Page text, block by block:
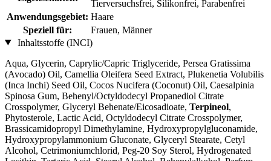
Tierversuchsfrei, Silikonfrei, Parabenfrei
Anwendungsgebiet: Haare
Speziell für:
Frauen, Männer
Inhaltsstoffe (INCI)
Aqua, Glycerin, Caprylic/Capric Triglyceride, Persea Gratissima
(Avocado) Oil, Camellia Oleifera Seed Extract, Plukenetia Volubilis
(Inca Inchi) Seed Oil, Cocos Nucifera (Coconut) Oil, Caesalpinia
Spinosa Gum, Behenyl/Octyldodecyl Propanediol Citrate
Crosspolymer, Glyceryl Behenate/Eicosadioate, Terpineol,
Phytosterole, Lactic Acid, Octyldodecyl Citrate Crosspolymer,
Brassicamidopropyl Dimethylamine, Hydroxypropylgluconamide,
Hydroxypropylammonium Gluconate, Glyceryl Stearate, Cetyl
Alcohol, Cetrimoniumchlorid, Peg-20 Soy Sterol, Hydrogenated